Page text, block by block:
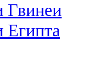
Гвинеи
Египта